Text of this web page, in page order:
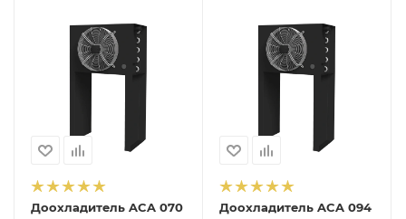
Доохладитель ACA 070 Доохладитель ACA 094